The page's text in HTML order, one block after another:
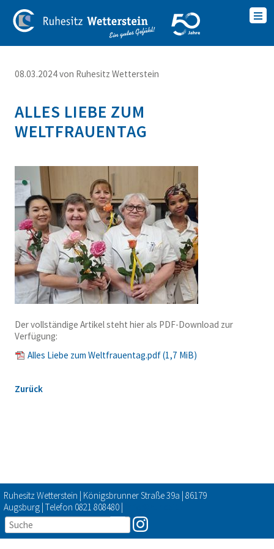
08.03.2024von Ruhesitz Wetterstein
ALLES LIEBE ZUM
WELTFRAUENTAG
Der vollständige Artikel steht hier als PDF-Download zur
Verfügung:
Alles Liebe zum Weltfrauentag.pdf(1,7 MiB)
Zurück
Ruhesitz Wetterstein | Königsbrunner Straße 39a | 86179
Augsburg | Telefon 0821 808480 |
wetterstein.de